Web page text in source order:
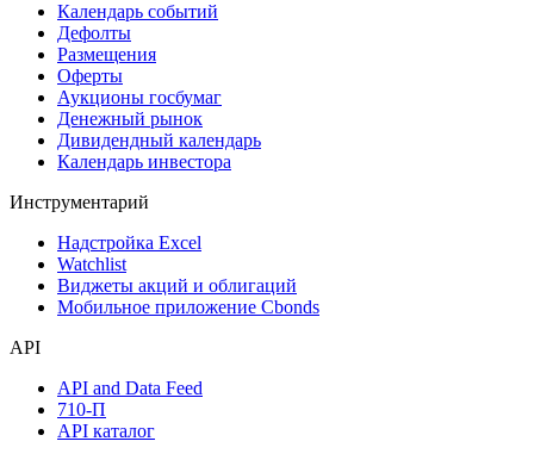
Календарь событий
Дефолты
Размещения
Оферты
Аукционы госбумаг
Денежный рынок
Дивидендный календарь
Календарь инвестора
Инструментарий
Надстройка Excel
Watchlist
Виджеты акций и облигаций
Мобильное приложение Cbonds
API
API and Data Feed
710-П
API каталог